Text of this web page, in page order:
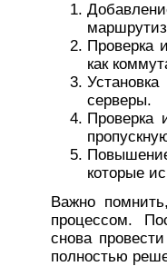
Проверка
как
серверы.
Проверка
которые
Важно
процессом.
снова
полностью